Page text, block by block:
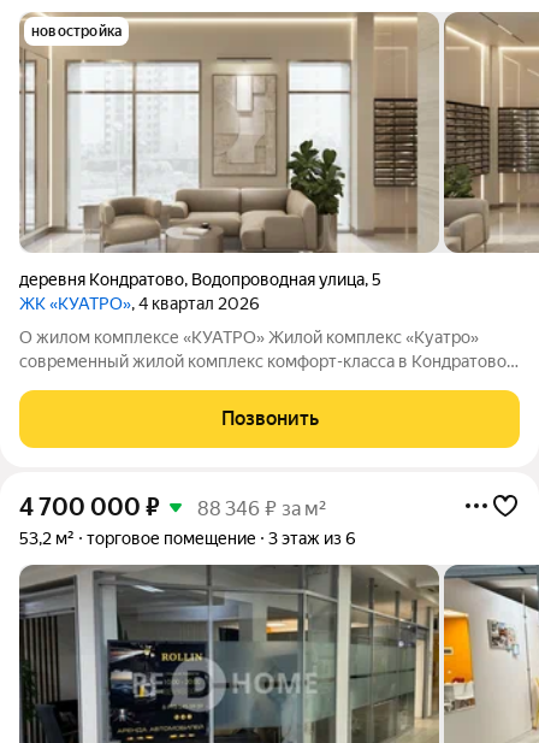
новостройка
деревня Кондратово, Водопроводная улица,5
ЖК «КУАТРО», 4 квартал 2026
О жилом комплексе «КУАТРО» Жилой комплекс «Куатро»
современный жилой комплекс комфорт-класса в Кондратово,
Шесть секций объединены общей архитектурой, закрытым
двор-садом на стилобате и
Позвонить
4 700 000 ₽ 88 346 ₽ за м²
53,2 м² торговое помещение 3 этаж из 6